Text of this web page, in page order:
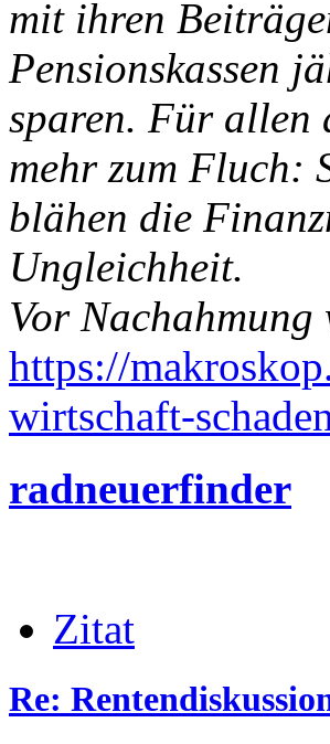
mit ihren
Pensionskassen
sparen. Für allen
mehr zum Fluch:
blähen die
Ungleichheit.
Vor
https://
wirtschaft-
radneuerfinder
Zitat
Re: